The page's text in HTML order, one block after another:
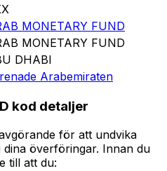
MONETARY FUND
MONETARY FUND
DHABI
Arabemiraten
kod detaljer
för att undvika
överföringar. Innan du
till att du: